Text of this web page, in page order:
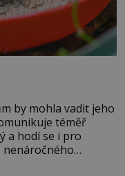
by mohla vadit jeho
téměř
a hodí se i pro
nenáročného